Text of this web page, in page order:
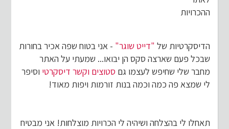
ההכרויות
הדיסקרטיות של "דייט שוגר" - אני בטוח שפה אכיר בחורות
שבכל פעם שארצה סקס הן יבואו... שמעתי על האתר
מחבר שלי שחיפש לעצמו גם סטוצים וקשר דיסקרטי וסיפר
לי שמצא פה כמה וכמה בנות זורמות ויפות מאוד!
תאחלו לי בהצלחה ושיהיה לי הכרויות מוצלחות! אני מבטיח